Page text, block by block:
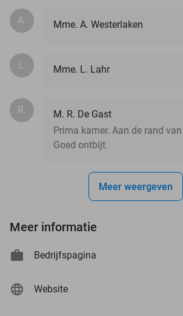
A. Mme. A. Westerlaken
L. Mme. L. Lahr
R.
M. R. De Gast
Prima kamer. Aan de rand
Goed ontbijt.
Meer weergeven
Meer informatie
Bedrijfspagina
Website